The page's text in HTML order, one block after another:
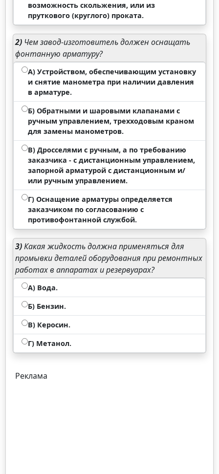
возможность скольжения, или из
пруткового (круглого) проката.
2) Чем завод-изготовитель должен оснащать
фонтанную арматуру?
А) Устройством, обеспечивающим установку
и снятие манометра при наличии давления
в арматуре.
Б) Обратными и шаровыми клапанами с
ручным управлением, трехходовым краном
для замены манометров.
В) Дросселями с ручным, а по требованию
заказчика - с дистанционным управлением,
запорной арматурой с дистанционным и/
или ручным управлением.
Г) Оснащение арматуры определяется
заказчиком по согласованию с
противофонтанной службой.
3)Какая жидкость должна применяться для
промывки деталей оборудования при ремонтных
работах в аппаратах и резервуарах?
А) Вода.
Б) Бензин.
В) Керосин.
Г) Метанол.
Реклама